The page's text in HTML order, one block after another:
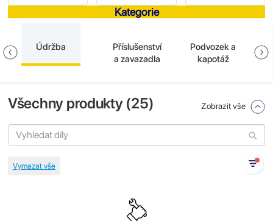
Kategorie
Údržba
Příslušenství
a zavazadla
Podvozek a
kapotáž
Všechny produkty (25) Zobrazit vše